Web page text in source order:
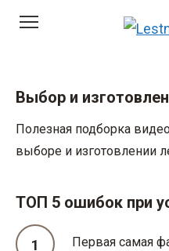
Выбор и
Полезная подборка
выборе и изготовлении
ТОП 5 ошибок при
Первая самая